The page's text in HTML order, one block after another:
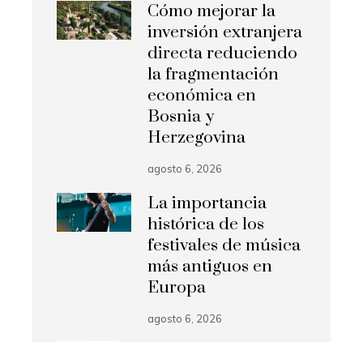
Cómo mejorar la
inversión extranjera
directa reduciendo
la fragmentación
económica en
Bosnia y
Herzegovina
agosto 6, 2026
La importancia
histórica de los
festivales de música
más antiguos en
Europa
agosto 6, 2026